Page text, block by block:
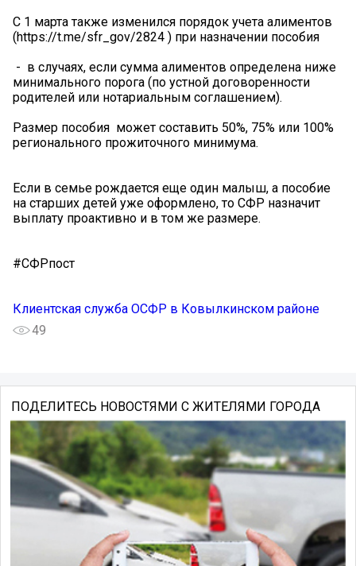
С 1 марта также изменился порядок учета алиментов
(https://t.me/sfr_gov/2824 ) при назначении пособия
- в случаях, если сумма алиментов определена ниже
минимального порога (по устной договоренности
родителей или нотариальным соглашением).
Размер пособия может составить 50%, 75% или 100%
регионального прожиточного минимума.
Если в семье рождается еще один малыш, а пособие
на старших детей уже оформлено, то СФР назначит
выплату проактивно и в том же размере.
#CФРпост
Клиентская служба ОСФР в Ковылкинском районе
49
ПОДЕЛИТЕСЬ НОВОСТЯМИ С ЖИТЕЛЯМИ ГОРОДА